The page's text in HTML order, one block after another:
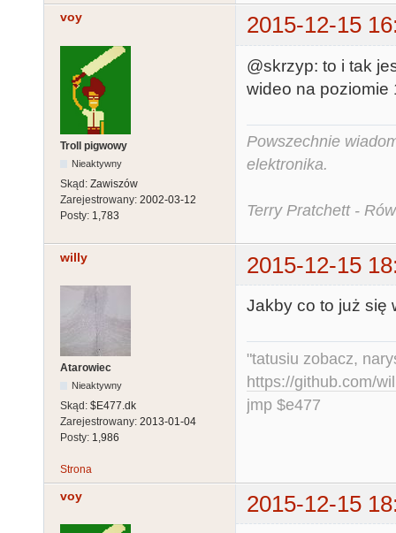
voy 2015-12-15
Troll pigwowy
Nieaktywny
Skąd: Zawiszów
Zarejestrowany: 2002-03-12
Posty: 1,783
@skrzyp: to i tak
wideo na poziomie
Powszechnie
elektronika.
Terry Pratchett -
willy 2015-12-15
Atarowiec
Nieaktywny
Skąd: $E477.dk
Zarejestrowany: 2013-01-04
Posty: 1,986
Jakby co to już się
"tatusiu zobacz,
https://github.com/
jmp $e477
Strona
voy 2015-12-15